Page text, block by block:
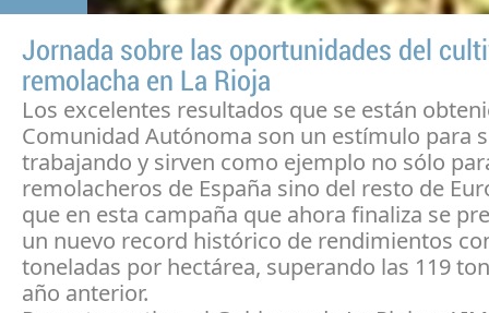
Jornada sobre las oportunidades del
remolacha en La Rioja
Los excelentes resultados que se están
Comunidad Autónoma son un estímulo para
trabajando y sirven como ejemplo no sólo
remolacheros de España sino del resto de
que en esta campaña que ahora finaliza se
un nuevo record histórico de rendimientos
toneladas por hectárea, superando las 119
año anterior.